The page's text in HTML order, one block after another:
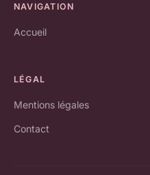
NAVIGATION
Accueil
LÉGAL
Mentions légales
Contact